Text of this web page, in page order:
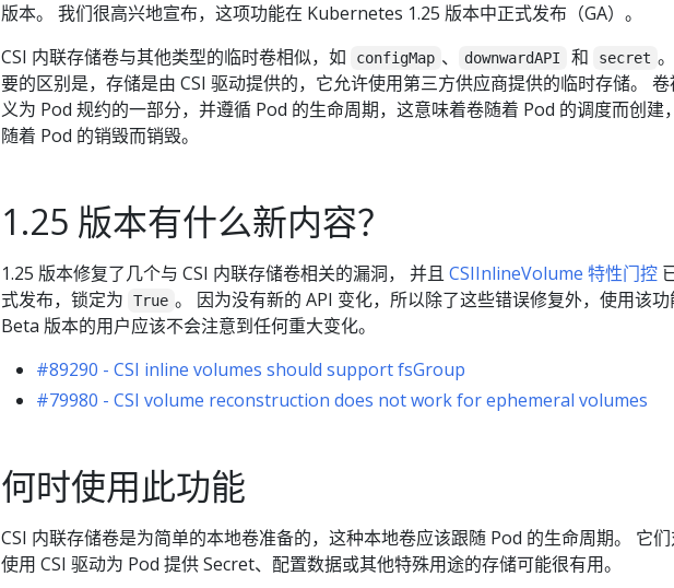
版本。 我们很高兴地宣布，这项功能在 Kubernetes 1.25 版本中正式发布（GA）。
CSI 内联存储卷与其他类型的临时卷相似，如
configMap 、 downwardAPI 和 secret
要的区别是，存储是由 CSI 驱动提供的，它允许使用第三方供应商提供的临时存储。
义为 Pod 规约的一部分，并遵循 Pod 的生命周期，这意味着卷随着 Pod 的调度而创建
随着 Pod 的销毁而销毁。
1.25 版本有什么新内容？
1.25 版本修复了几个与 CSI 内联存储卷相关的漏洞， 并且 CSIInlineVolume 特性门控
式发布，锁定为
True 。 因为没有新的 API 变化，所以除了这些错误修复外，使用该功
Beta 版本的用户应该不会注意到任何重大变化。
#89290 - CSI inline volumes should support fsGroup
#79980 - CSI volume reconstruction does not work for ephemeral volumes
何时使用此功能
CSI 内联存储卷是为简单的本地卷准备的，这种本地卷应该跟随 Pod 的生命周期。 它
使用 CSI 驱动为 Pod 提供 Secret、配置数据或其他特殊用途的存储可能很有用。